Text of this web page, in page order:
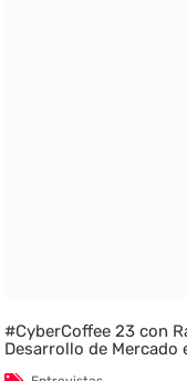
#CyberCoffee 23 con
Desarrollo de Mercado